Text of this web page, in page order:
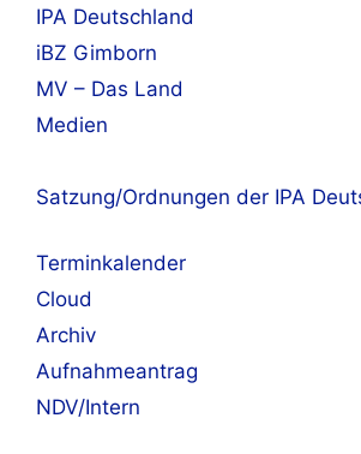
IPA Deutschland
iBZ Gimborn
MV – Das Land
Medien
Satzung/Ordnungen der IPA
Terminkalender
Cloud
Archiv
Aufnahmeantrag
NDV/Intern